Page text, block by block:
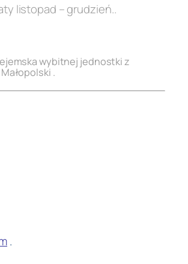
listopad – grudzień..
wybitnej jednostki z
.
.